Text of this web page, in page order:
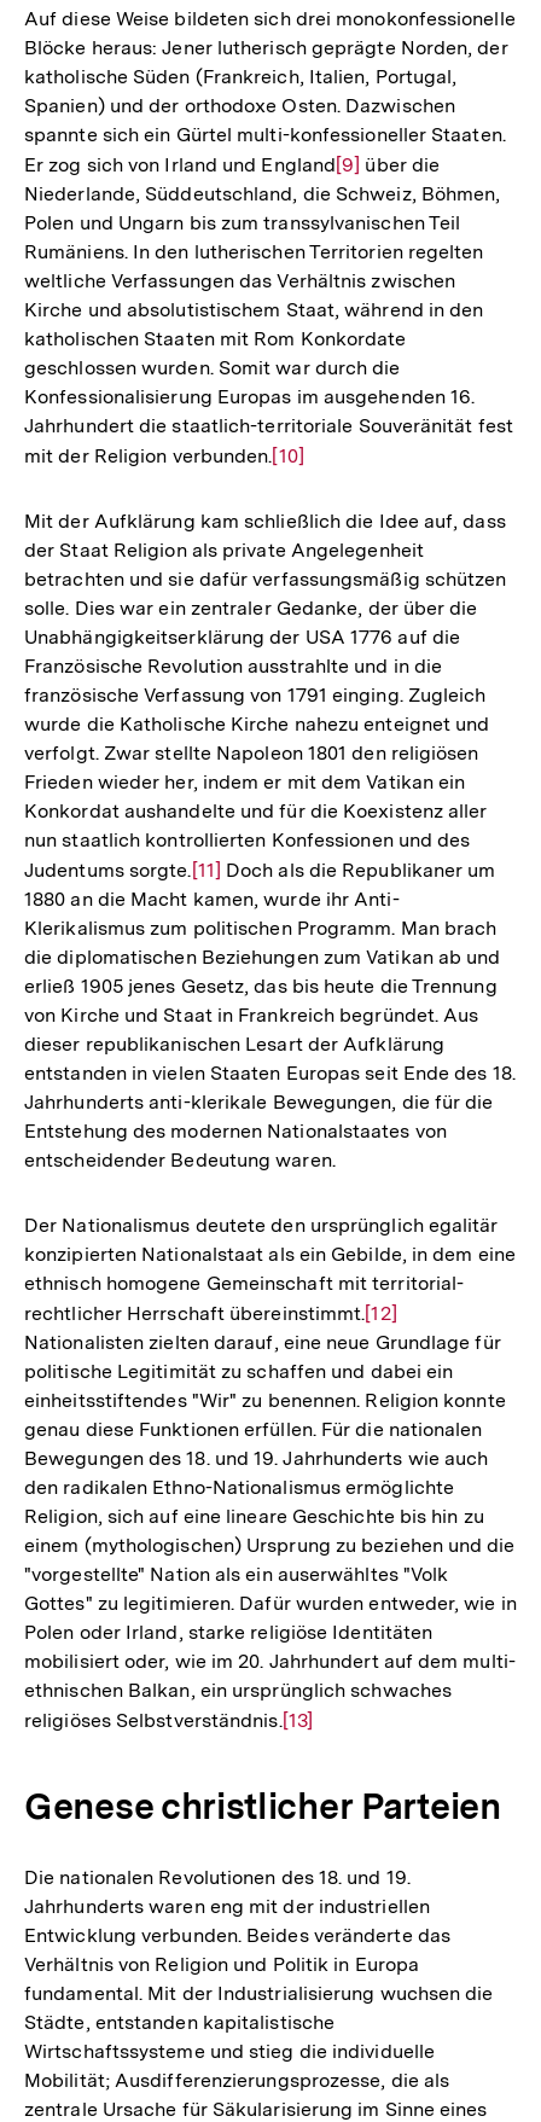
Auf diese Weise bildeten sich drei monokonfessionelle
Blöcke heraus: Jener lutherisch geprägte Norden, der
katholische Süden (Frankreich, Italien, Portugal,
Spanien) und der orthodoxe Osten. Dazwischen
spannte sich ein Gürtel multi-konfessioneller Staaten.
Er zog sich von Irland und EnglandZur
Auflösung
der
Fußnote
[9] über die
Niederlande, Süddeutschland, die Schweiz, Böhmen,
Polen und Ungarn bis zum transsylvanischen Teil
Rumäniens. In den lutherischen Territorien regelten
weltliche Verfassungen das Verhältnis zwischen
Kirche und absolutistischem Staat, während in den
katholischen Staaten mit Rom Konkordate
geschlossen wurden. Somit war durch die
Konfessionalisierung Europas im ausgehenden 16.
Jahrhundert die staatlich-territoriale Souveränität fest
mit der Religion verbunden.Zur
der
Fußnote
[10]
Mit der Aufklärung kam schließlich die Idee auf, dass
der Staat Religion als private Angelegenheit
betrachten und sie dafür verfassungsmäßig schützen
solle. Dies war ein zentraler Gedanke, der über die
Unabhängigkeitserklärung der USA 1776 auf die
Französische Revolution ausstrahlte und in die
französische Verfassung von 1791 einging. Zugleich
wurde die Katholische Kirche nahezu enteignet und
verfolgt. Zwar stellte Napoleon 1801 den religiösen
Frieden wieder her, indem er mit dem Vatikan ein
Konkordat aushandelte und für die Koexistenz aller
nun staatlich kontrollierten Konfessionen und des
Judentums sorgte. Zur
Auflösung
der
Fußnote
[11] Doch als die Republikaner um
1880 an die Macht kamen, wurde ihr Anti-
Klerikalismus zum politischen Programm. Man brach
die diplomatischen Beziehungen zum Vatikan ab und
erließ 1905 jenes Gesetz, das bis heute die Trennung
von Kirche und Staat in Frankreich begründet. Aus
dieser republikanischen Lesart der Aufklärung
entstanden in vielen Staaten Europas seit Ende des 18.
Jahrhunderts anti-klerikale Bewegungen, die für die
Entstehung des modernen Nationalstaates von
entscheidender Bedeutung waren.
Der Nationalismus deutete den ursprünglich egalitär
konzipierten Nationalstaat als ein Gebilde, in dem eine
ethnisch homogene Gemeinschaft mit territorial-
rechtlicher Herrschaft übereinstimmt.Zur
Auflösung
der
Fußnote
[12]
Nationalisten zielten darauf, eine neue Grundlage für
politische Legitimität zu schaffen und dabei ein
einheitsstiftendes "Wir" zu benennen. Religion konnte
genau diese Funktionen erfüllen. Für die nationalen
Bewegungen des 18. und 19. Jahrhunderts wie auch
den radikalen Ethno-Nationalismus ermöglichte
Religion, sich auf eine lineare Geschichte bis hin zu
einem (mythologischen) Ursprung zu beziehen und die
"vorgestellte" Nation als ein auserwähltes "Volk
Gottes" zu legitimieren. Dafür wurden entweder, wie in
Polen oder Irland, starke religiöse Identitäten
mobilisiert oder, wie im 20. Jahrhundert auf dem multi-
ethnischen Balkan, ein ursprünglich schwaches
religiöses Selbstverständnis.Zur
Fußnote
[13]
Genese christlicher Parteien
Die nationalen Revolutionen des 18. und 19.
Jahrhunderts waren eng mit der industriellen
Entwicklung verbunden. Beides veränderte das
Verhältnis von Religion und Politik in Europa
fundamental. Mit der Industrialisierung wuchsen die
Städte, entstanden kapitalistische
Wirtschaftssysteme und stieg die individuelle
Mobilität; Ausdifferenzierungsprozesse, die als
zentrale Ursache für Säkularisierung im Sinne eines